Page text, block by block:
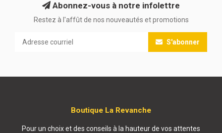
Abonnez-vous à notre infolettre
Restez à l'affût de nos nouveautés et promotions
S'abonner
Boutique La Revanche
Pour un choix et des conseils à la hauteur de vos attentes